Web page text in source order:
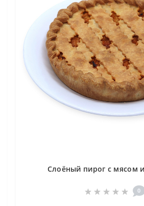
Слоёный пирог с мясом
0